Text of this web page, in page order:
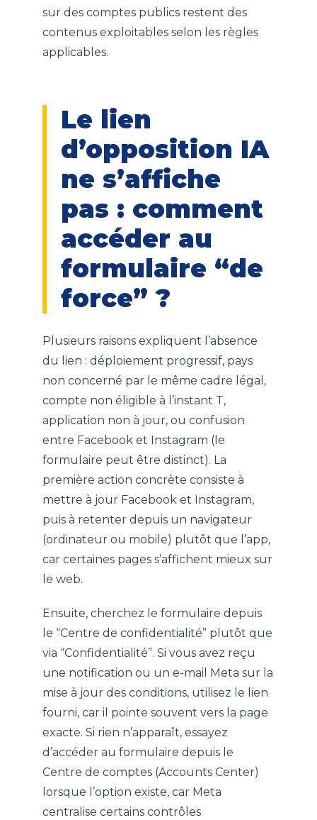
sur des comptes publics restent des
contenus exploitables selon les règles
applicables.
Le lien
d’opposition IA
ne s’affiche
pas : comment
accéder au
formulaire “de
force” ?
Plusieurs raisons expliquent l’absence
du lien : déploiement progressif, pays
non concerné par le même cadre légal,
compte non éligible à l’instant T,
application non à jour, ou confusion
entre Facebook et Instagram (le
formulaire peut être distinct). La
première action concrète consiste à
mettre à jour Facebook et Instagram,
puis à retenter depuis un navigateur
(ordinateur ou mobile) plutôt que l’app,
car certaines pages s’affichent mieux sur
le web.
Ensuite, cherchez le formulaire depuis
le “Centre de confidentialité” plutôt que
via “Confidentialité”. Si vous avez reçu
une notification ou un e-mail Meta sur la
mise à jour des conditions, utilisez le lien
fourni, car il pointe souvent vers la page
exacte. Si rien n’apparaît, essayez
d’accéder au formulaire depuis le
Centre de comptes (Accounts Center)
lorsque l’option existe, car Meta
centralise certains contrôles